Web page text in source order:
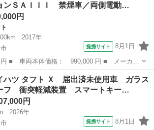
ンＳＡＩＩＩ 禁煙車／両側電動…
円
2017年
提携サイト 8月1日
名： タント ■ グレード名： カスタムＲ
ＳＡＩＩＩ 禁煙車／両側電動ドア／スマー
タント
ハツ タフト Ｘ 届出済未使用車 ガラス
フ 衝突軽減装置 スマートキー…
円
2026年
提携サイト 8月1日